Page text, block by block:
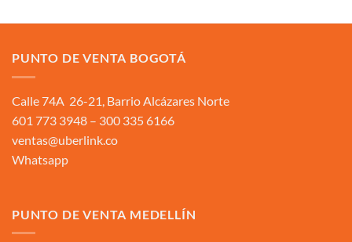
PUNTO DE VENTA BOGOTÁ
Calle 74A 26-21, Barrio Alcázares Norte
601 773 3948 – 300 335 6166
ventas@uberlink.co
Whatsapp
PUNTO DE VENTA MEDELLÍN